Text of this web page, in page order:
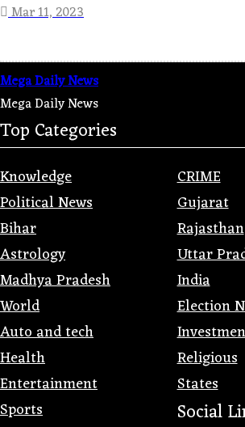
Mar 11, 2023
Mega Daily News
Mega Daily News
Top Categories
Knowledge
CRIME
Political News
Gujarat
Bihar
Rajasthan
Astrology
Uttar
Madhya Pradesh
India
World
Election
Auto and tech
Health
Religious
Entertainment
States
Sports
Social